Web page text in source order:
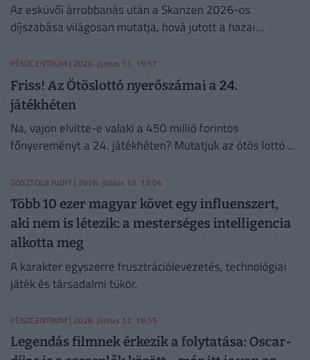
Az esküvői árrobbanás után a Skanzen 2026-os
díjszabása világosan mutatja, hová jutott a hazai
PÉNZCENTRUM | 2026. június 13. 19:17
Friss! Az Ötöslottó nyerőszámai a 24.
játékhéten
Na, vajon elvitte-e valaki a 450 millió forintos
főnyereményt a 24. játékhéten? Mutatjuk az ötös lottó
GOSZTOLA JUDIT| 2026. június 13. 13:04
Több 10 ezer magyar követ egy influenszert,
aki nem is létezik: a mesterséges intelligencia
alkotta meg
A karakter egyszerre frusztrációlevezetés, technológiai
játék és társadalmi tükör.
PÉNZCENTRUM | 2026. június 12. 19:15
Legendás filmnek érkezik a folytatása: Oscar-